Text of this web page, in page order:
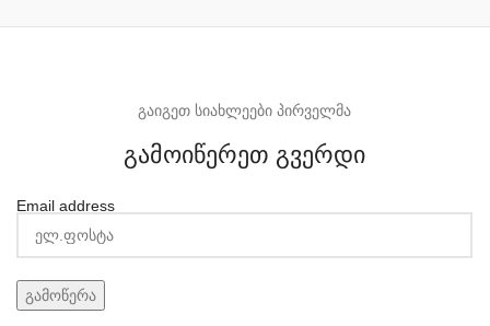
გაიგეთ სიახლეები პირველმა
გამოიწერეთ გვერდი
Email address